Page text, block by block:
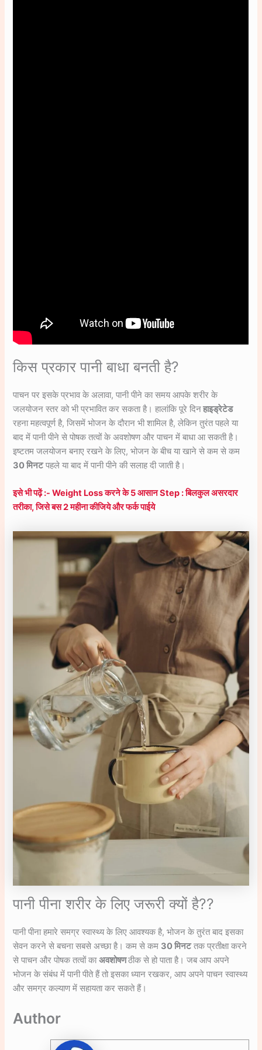
किस प्रकार पानी बाधा बनती है?
पाचन पर इसके प्रभाव के अलावा, पानी पीने का समय आपके शरीर के
जलयोजन स्तर को भी प्रभावित कर सकता है। हालांकि पूरे दिनहाइड्रेटेड
रहना महत्वपूर्ण है, जिसमें भोजन के दौरान भी शामिल है, लेकिन तुरंत पहले या
बाद में पानी पीने से पोषक तत्वों के अवशोषण और पाचन में बाधा आ सकती है।
इष्टतम जलयोजन बनाए रखने के लिए, भोजन के बीच या खाने से कम से कम
30 मिनटपहले या बाद में पानी पीने की सलाह दी जाती है।
इसे भी पढ़ें :- Weight Loss करने के 5 आसान Step : बिलकुल असरदार
तरीका, जिसे बस 2 महीना कीजिये और फर्क पाईये
पानी पीना शरीर के लिए जरूरी क्यों है??
पानी पीना हमारे समग्र स्वास्थ्य के लिए आवश्यक है, भोजन के तुरंत बाद इसका
सेवन करने से बचना सबसे अच्छा है। कम से कम 30 मिनटतक प्रतीक्षा करने
से पाचन और पोषक तत्वों काअवशोषणठीक से हो पाता है। जब आप अपने
भोजन के संबंध में पानी पीते हैं तो इसका ध्यान रखकर, आप अपने पाचन स्वास्थ्य
और समग्र कल्याण में सहायता कर सकते हैं।
Author